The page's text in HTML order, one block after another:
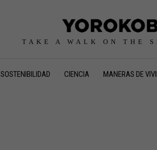
TAKE A WALK ON THE
SOSTENIBILIDAD CIENCIA MANERAS DE